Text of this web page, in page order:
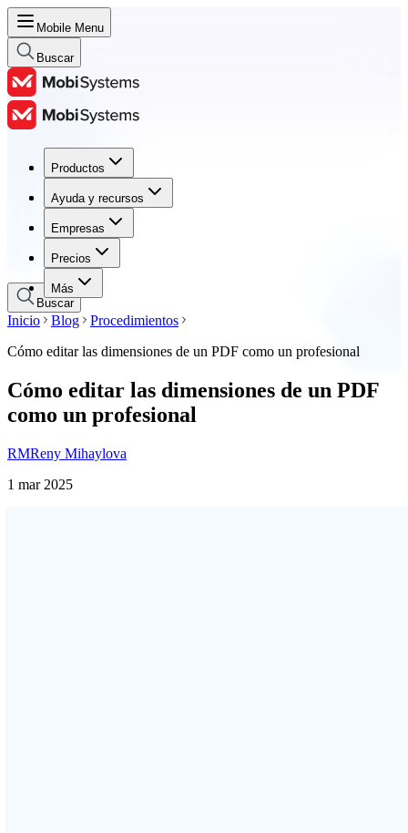
Mobile Menu
Buscar
Productos
Ayuda y recursos
Empresas
Precios
Más
Productos
Ayuda y recursos
Empresas
Precios
Buscar
Inicio Blog
Procedimientos
Cómo editar las dimensiones de un PDF como un profesional
Cómo editar las dimensiones de un PDF
como un profesional
RMReny Mihaylova
1 mar 2025